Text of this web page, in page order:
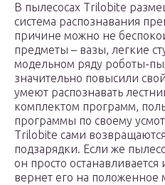
В пылесосах Trilobite
система распознавания
причине можно не
предметы – вазы, легкие
модельном ряду роботы-
значительно повысили
умеют распознавать
комплектом программ,
программы по своему
Trilobite сами
подзарядки. Если же
он просто останавливается
вернет его на положенное